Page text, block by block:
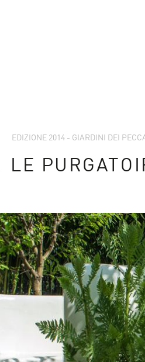
EDIZIONE 2014 - GIARDINI DEI
LE